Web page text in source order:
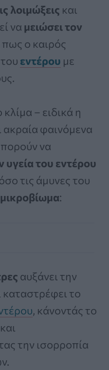
λοιμώξεις και
να μειώσει τον
πως ο καιρός
εντέρου με
– ειδικά η
ακραία φαινόμενα
να
του εντέρου
τις άμυνες του
μικροβίωμα:
αυξάνει την
καταστρέφει το
, κάνοντάς το
την ισορροπία